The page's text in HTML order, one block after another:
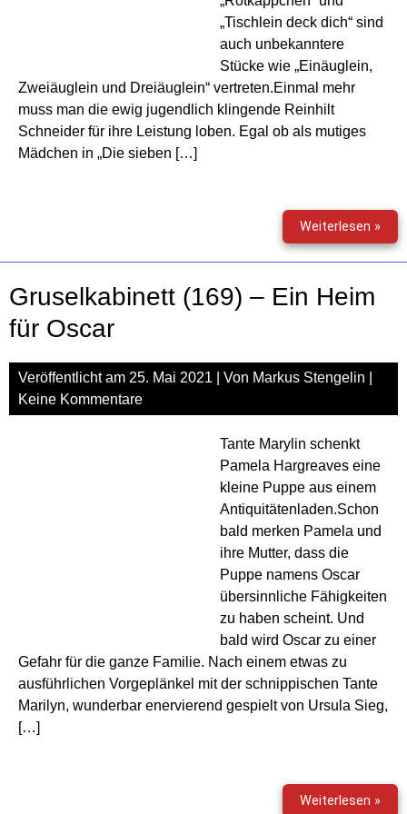
„Tischlein deck dich“ sind
auch unbekanntere
Stücke wie „Einäuglein,
Zweiäuglein und Dreiäuglein“ vertreten.Einmal mehr
muss man die ewig jugendlich klingende Reinhilt
Schneider für ihre Leistung loben. Egal ob als mutiges
Mädchen in „Die sieben […]
Weiterlesen »
(5
Gruselkabinett (169) – Ein Heim
für Oscar
Veröffentlicht am 25. Mai 2021 | Von Markus Stengelin
Keine Kommentare
Tante Marylin schenkt
Pamela Hargreaves eine
kleine Puppe aus einem
Antiquitätenladen.Schon
bald merken Pamela und
ihre Mutter, dass die
Puppe namens Oscar
übersinnliche Fähigkeiten
zu haben scheint. Und
bald wird Oscar zu einer
Gefahr für die ganze Familie. Nach einem etwas zu
ausführlichen Vorgeplänkel mit der schnippischen Tante
Marilyn, wunderbar enervierend gespielt von Ursula Sieg,
[…]
Weiterlesen »